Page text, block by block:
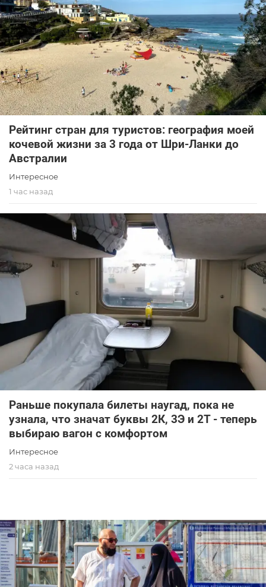
Рейтинг стран для туристов: география моей
кочевой жизни за 3 года от Шри-Ланки до
Австралии
Интересное
1 час назад
Раньше покупала билеты наугад, пока не
узнала, что значат буквы 2К, 3Э и 2Т - теперь
выбираю вагон с комфортом
Интересное
2 часа назад